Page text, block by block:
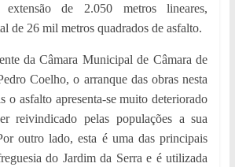
extensão de 2.050 metros lineares,
de 26 mil metros quadrados de asfalto.
da Câmara Municipal de Câmara de
Coelho, o arranque das obras nesta
o asfalto apresenta-se muito deteriorado
reivindicado pelas populações a sua
outro lado, esta é uma das principais
do Jardim da Serra e é utilizada